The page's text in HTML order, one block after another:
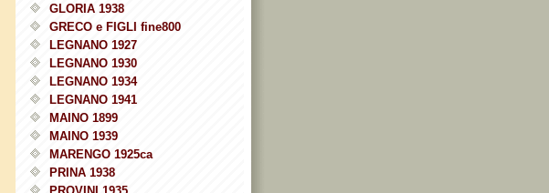
GLORIA 1938
GRECO e FIGLI fine800
LEGNANO 1927
LEGNANO 1930
LEGNANO 1934
LEGNANO 1941
MAINO 1899
MAINO 1939
MARENGO 1925ca
PRINA 1938
PROVINI 1935